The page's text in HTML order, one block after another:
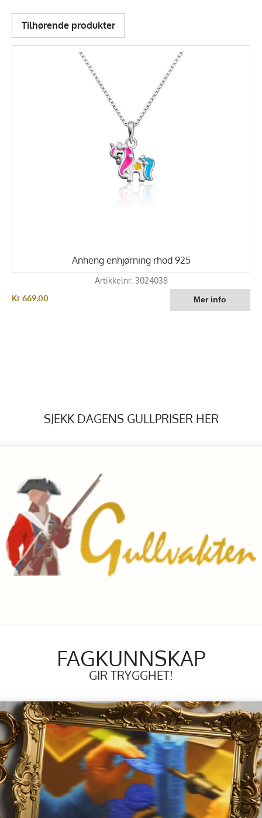
Tilhørende produkter
Anheng enhjørning rhod 925
Artikkelnr: 3024038
Kr 669,00
SJEKK DAGENS GULLPRISER HER
FAGKUNNSKAP
GIR TRYGGHET!